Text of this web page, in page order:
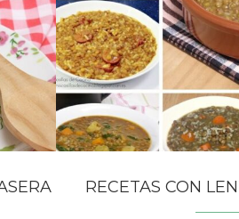
RECETAS CON